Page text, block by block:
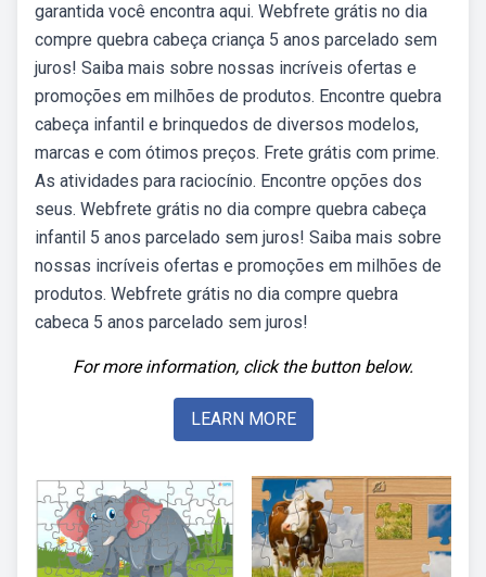
garantida você encontra aqui. Webfrete grátis no dia
compre quebra cabeça criança 5 anos parcelado sem
juros! Saiba mais sobre nossas incríveis ofertas e
promoções em milhões de produtos. Encontre quebra
cabeça infantil e brinquedos de diversos modelos,
marcas e com ótimos preços. Frete grátis com prime.
As atividades para raciocínio. Encontre opções dos
seus. Webfrete grátis no dia compre quebra cabeça
infantil 5 anos parcelado sem juros! Saiba mais sobre
nossas incríveis ofertas e promoções em milhões de
produtos. Webfrete grátis no dia compre quebra
cabeca 5 anos parcelado sem juros!
For more information, click the button below.
LEARN MORE